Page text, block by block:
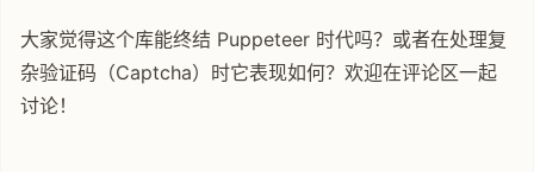
大家觉得这个库能终结 Puppeteer 时代吗？或者在处理复
杂验证码（Captcha）时它表现如何？欢迎在评论区一起
讨论！